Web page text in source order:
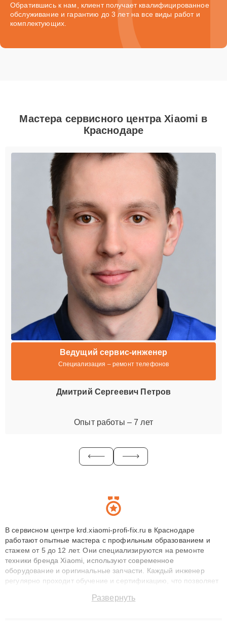
Обратившись к нам, клиент получает квалифицированное
обслуживание и гарантию до 3 лет на все виды работ и
комплектующих.
Мастера сервисного центра Xiaomi в
Краснодаре
Ведущий сервис-инженер
Специализация – ремонт телефонов
Дмитрий Сергеевич Петров
Опыт работы – 7 лет
В сервисном центре krd.xiaomi-profi-fix.ru в Краснодаре
работают опытные мастера с профильным образованием и
стажем от 5 до 12 лет. Они специализируются на ремонте
техники бренда Xiaomi, используют современное
оборудование и оригинальные запчасти. Каждый инженер
регулярно проходит обучение и сертификацию, что позволяет
технику с сохранением гарантии до 3 лет. Наши мастера
Развернуть